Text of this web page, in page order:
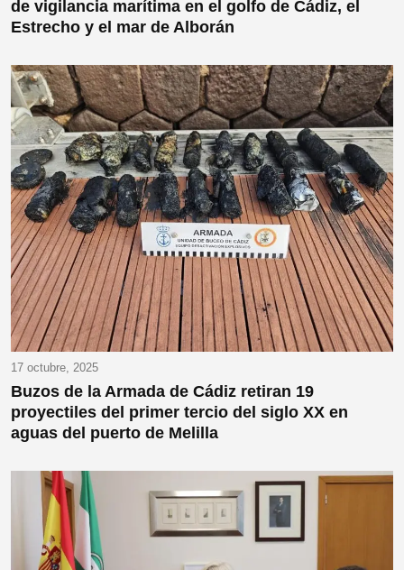
de vigilancia marítima en el golfo de Cádiz, el
Estrecho y el mar de Alborán
17 octubre, 2025
Buzos de la Armada de Cádiz retiran 19
proyectiles del primer tercio del siglo XX en
aguas del puerto de Melilla